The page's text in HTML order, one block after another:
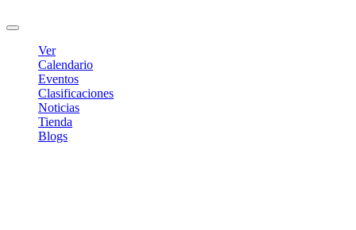
Ver
Calendario
Eventos
Clasificaciones
Noticias
Tienda
Blogs